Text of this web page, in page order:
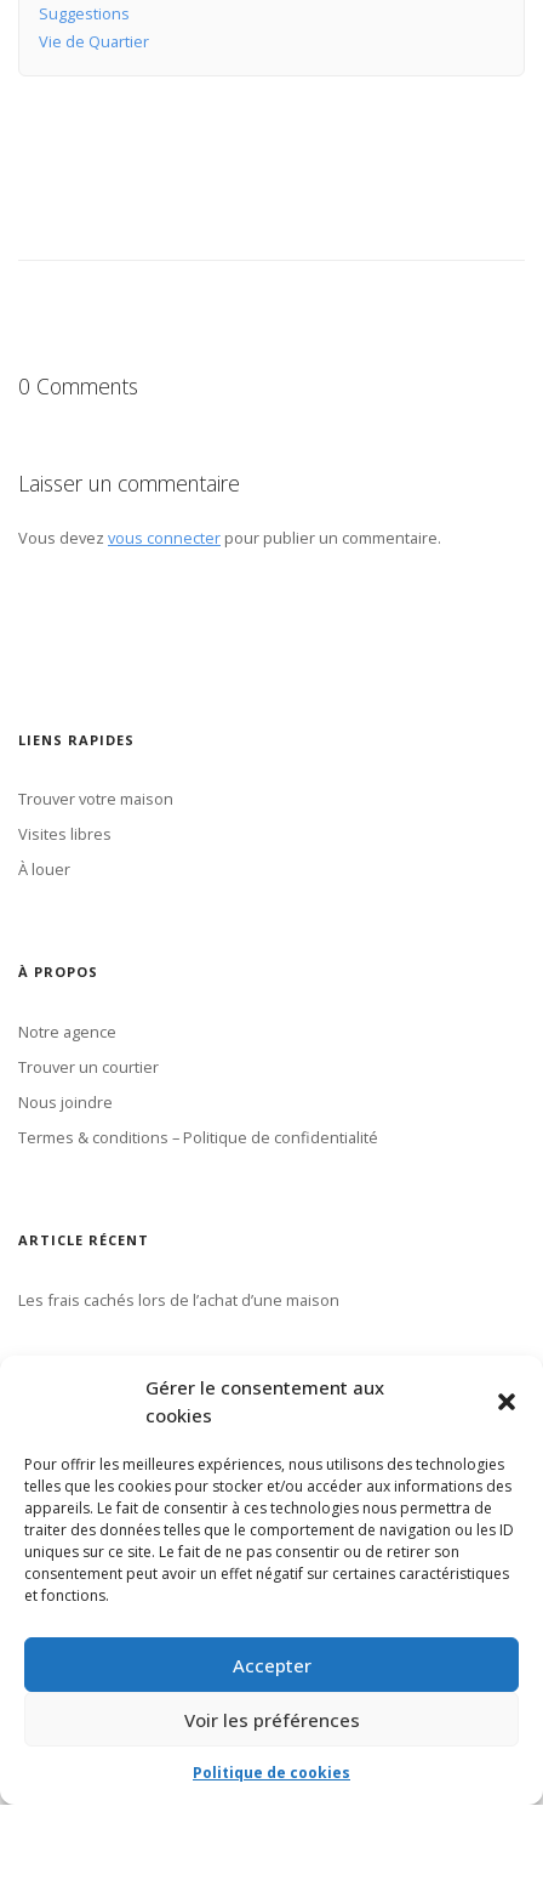
Gérer le consentement aux
cookies
Pour offrir les meilleures expériences, nous utilisons des technologies
telles que les cookies pour stocker et/ou accéder aux informations des
appareils. Le fait de consentir à ces technologies nous permettra de
traiter des données telles que le comportement de navigation ou les ID
uniques sur ce site. Le fait de ne pas consentir ou de retirer son
consentement peut avoir un effet négatif sur certaines caractéristiques
et fonctions.
Accepter
Voir les préférences
Politique de cookies
Suggestions
Vie de Quartier
0 Comments
Laisser un commentaire
Vous devez vous connecter pour publier un commentaire.
LIENS RAPIDES
Trouver votre maison
Visites libres
À louer
À PROPOS
Notre agence
Trouver un courtier
Nous joindre
Termes & conditions – Politique de confidentialité
ARTICLE RÉCENT
Les frais cachés lors de l’achat d’une maison